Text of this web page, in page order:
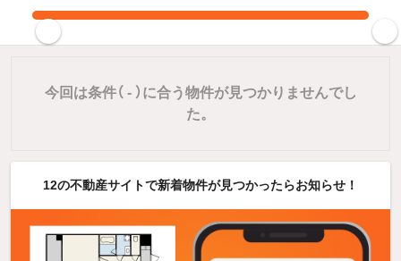
今回は条件（ -）に合う物件が見つかりませんでし
た。
12の不動産サイトで新着物件が見つかったらお知らせ！